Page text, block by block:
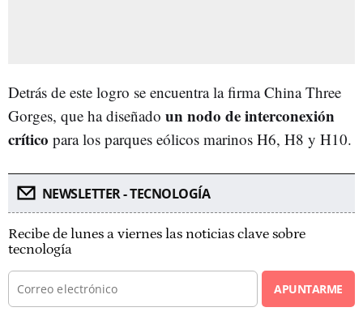
Detrás de este logro se encuentra la firma China Three
Gorges, que ha diseñado un nodo de interconexión
crítico para los parques eólicos marinos H6, H8 y H10.
NEWSLETTER - TECNOLOGÍA
Recibe de lunes a viernes las noticias clave sobre
tecnología
APUNTARME